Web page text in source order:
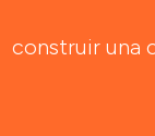
construir una